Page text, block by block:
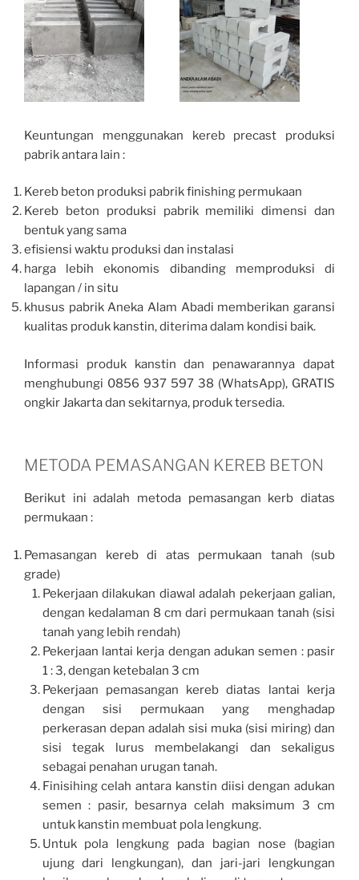
Keuntungan menggunakan kereb precast produksi
pabrik antara lain :
Kereb beton produksi pabrik finishing permukaan
Kereb beton produksi pabrik memiliki dimensi dan
bentuk yang sama
efisiensi waktu produksi dan instalasi
harga lebih ekonomis dibanding memproduksi di
lapangan / in situ
khusus pabrik Aneka Alam Abadi memberikan garansi
kualitas produk kanstin, diterima dalam kondisi baik.
Informasi produk kanstin dan penawarannya dapat
menghubungi 0856 937 597 38 (WhatsApp), GRATIS
ongkir Jakarta dan sekitarnya, produk tersedia.
METODA PEMASANGAN KEREB BETON
Berikut ini adalah metoda pemasangan kerb diatas
permukaan :
Pemasangan kereb di atas permukaan tanah (sub
grade)
Pekerjaan dilakukan diawal adalah pekerjaan galian,
dengan kedalaman 8 cm dari permukaan tanah (sisi
tanah yang lebih rendah)
Pekerjaan lantai kerja dengan adukan semen : pasir
1 : 3, dengan ketebalan 3 cm
Pekerjaan pemasangan kereb diatas lantai kerja
dengan sisi permukaan yang menghadap
perkerasan depan adalah sisi muka (sisi miring) dan
sisi tegak lurus membelakangi dan sekaligus
sebagai penahan urugan tanah.
Finisihing celah antara kanstin diisi dengan adukan
semen : pasir, besarnya celah maksimum 3 cm
untuk kanstin membuat pola lengkung.
Untuk pola lengkung pada bagian nose (bagian
ujung dari lengkungan), dan jari-jari lengkungan